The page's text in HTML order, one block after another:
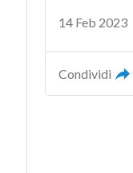
14 Feb 2023
Condividi